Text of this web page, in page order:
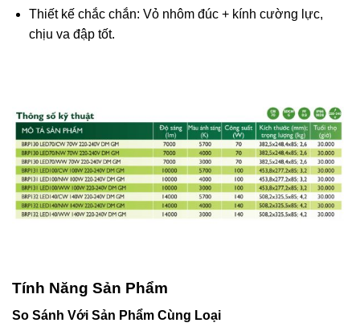
Thiết kế chắc chắn: Vỏ nhôm đúc + kính cường lực,
chịu va đập tốt.
Tính Năng Sản Phẩm
So Sánh Với Sản Phẩm Cùng Loại